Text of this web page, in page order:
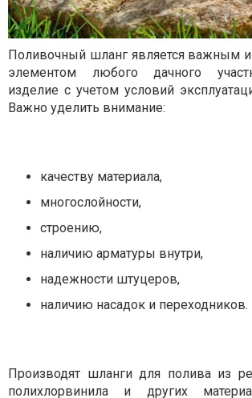
Поливочный шланг является важным
элементом любого дачного
изделие с учетом условий
Важно уделить внимание:
качеству материала,
многослойности,
строению,
наличию арматуры внутри,
надежности штуцеров,
наличию насадок и переходников.
Производят шланги для полива из
полихлорвинила и других